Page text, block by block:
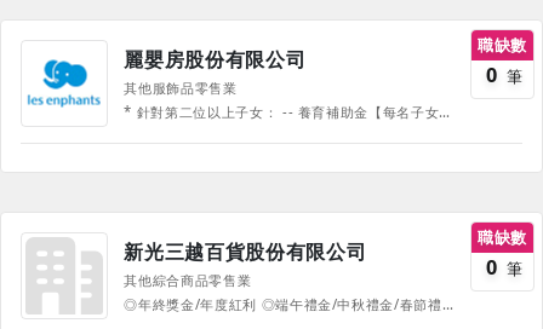
麗嬰房股份有限公司
其他服飾品零售業
* 針對第二位以上子女： -- 養育補助金【每名子女6年合計約15萬元】 * 團保【公司全額負擔：住院醫療險及癌症醫療險】 * 員工旅遊補助金 * 每年另外提供員工旅遊休假2天 * 生日禮物 * 員工購物折扣 * 三節禮金或禮券 * 福委會結婚津貼、生育津貼、 喪葬津貼等
職缺數
0 筆
新光三越百貨股份有限公司
其他綜合商品零售業
◎年終獎金/年度紅利 ◎端午禮金/中秋禮金/春節禮金/生日禮金 ◎年終尾牙及摸彩/員工購物優惠/特約廠商優惠 ◎定期健康檢查/提供制服 ◎自選福利補助(休閒旅遊/個人成長計劃等) ◎婚喪喜慶及重大傷害災變補助 ◎享團體保險 ◎完善的教育訓練制度 ◎完善的升遷管道
職缺數
0 筆